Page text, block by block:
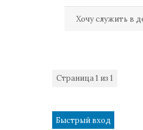
Хочу служить в
Страница1 из 1